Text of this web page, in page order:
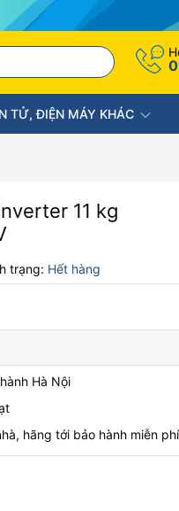
TỬ, ĐIỆN MÁY KHÁC
11 kg
trạng: Hết hàng
Hà Nội
hãng tới bảo hành miễn phí